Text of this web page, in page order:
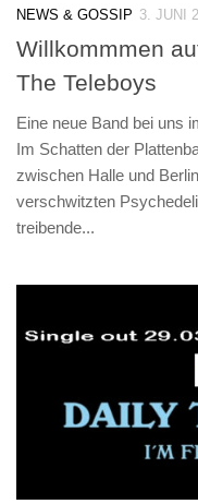
NEWS & GOSSIP 3. JUNI
Willkommmen
The Teleboys
Eine neue Band bei uns
Im Schatten der
zwischen Halle und
verschwitzten
treibende...